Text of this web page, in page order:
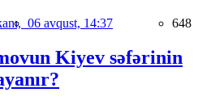
06 avqust, 14:37 648
Kiyev səfərinin